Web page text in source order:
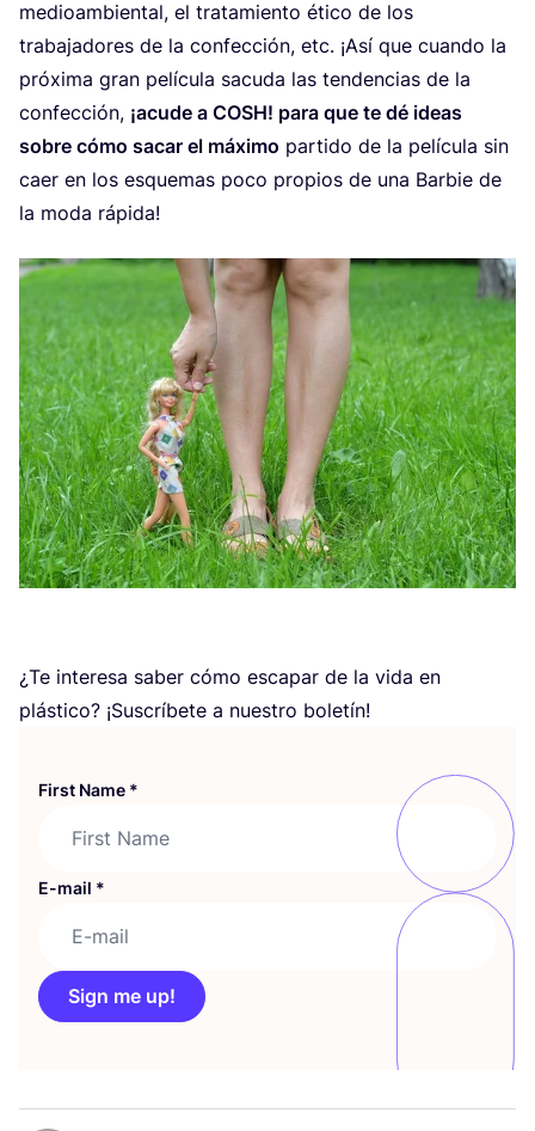
medioam­bien­tal, el tra­ta­mien­to éti­co de los
tra­ba­ja­do­res de la con­fec­ción, etc. ¡Así que cuan­do la
pró­xi­ma gran pelí­cu­la sacu­da las ten­den­cias de la
con­fec­ción, ¡acu­de a COSH! para que te dé ideas
sobre cómo sacar el máxi­mo par­ti­do de la pelí­cu­la sin
caer en los esque­mas poco pro­pios de una Bar­bie de
la moda rápida!
¿Te intere­sa saber cómo esca­par de la vida en
plás­ti­co? ¡Sus­crí­be­te a nues­tro boletín!
First Name *
E-mail *
Sign me up!